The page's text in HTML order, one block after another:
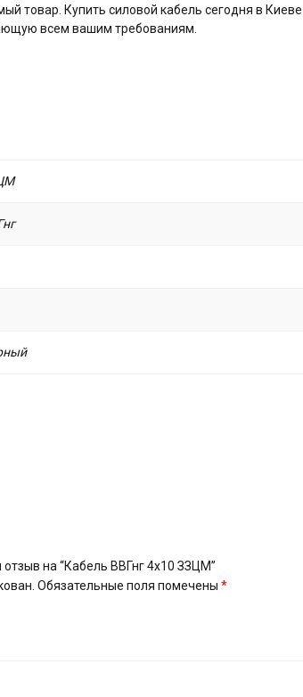
товар. Купить силовой кабель сегодня в
всем вашим требованиям.
на “Кабель ВВГнг 4х10 ЗЗЦМ”
Обязательные поля помечены *